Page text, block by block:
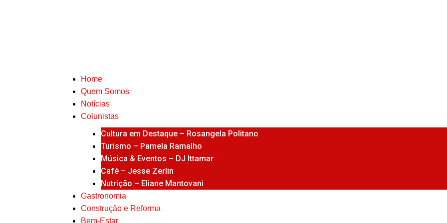
Home
Quem Somos
Notícias
Colunistas
Cultura em Destaque – Rosangela Politano
Turismo – Pamela Ramalho
Música & Eventos – DJ Ittamar
Café – Jesse Zerlin
Nutrição – Eliane Mantovani
Gastronomia
Construção e Reforma
Bem-Estar